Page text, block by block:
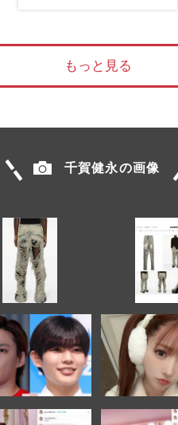
もっと見る
千賀健永の画像